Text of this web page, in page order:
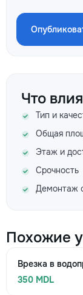
Что
Тип и
Общая
Этаж и
Срочность
Демонтаж
Похожие
Врезка в
350 MDL